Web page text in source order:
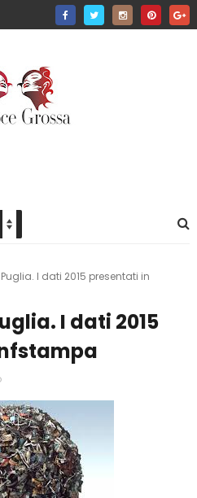
Puglia. I dati 2015 presentati in
I dati 2015